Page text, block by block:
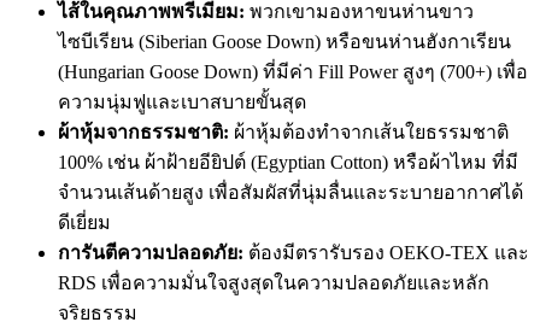
ไส้ในคุณภาพพรีเมียม: พวกเขามองหาขนห่านขาว
ไซบีเรียน (Siberian Goose Down) หรือขนห่านฮังกาเรียน
(Hungarian Goose Down) ที่มีค่า Fill Power สูงๆ (700+) เพื่อ
ความนุ่มฟูและเบาสบายขั้นสุด
ผ้าหุ้มจากธรรมชาติ: ผ้าหุ้มต้องทำจากเส้นใยธรรมชาติ
100% เช่น ผ้าฝ้ายอียิปต์ (Egyptian Cotton) หรือผ้าไหม ที่มี
จำนวนเส้นด้ายสูง เพื่อสัมผัสที่นุ่มลื่นและระบายอากาศได้
ดีเยี่ยม
การันตีความปลอดภัย: ต้องมีตรารับรอง OEKO-TEX และ
RDS เพื่อความมั่นใจสูงสุดในความปลอดภัยและหลัก
จริยธรรม